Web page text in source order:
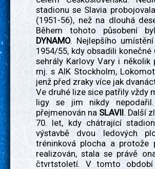
stadionu se Slavia
(1951-56), než na dlouhá
Během tohoto působení
DYNAMO. Nejlepšího
1954/55, kdy obsadili
sehrály Karlovy Vary i několik
mj. s AIK Stockholm,
jenž před zraky více jak
Ve druhé lize sice patřily vždy
ligy se jim nikdy
přejmenován na SLAVII. Další
70. let, kdy chátrající
výstavbě dvou ledových
tréninková plocha a protože
realizován, stala se právě
čtvrtstoletí. V tomto období